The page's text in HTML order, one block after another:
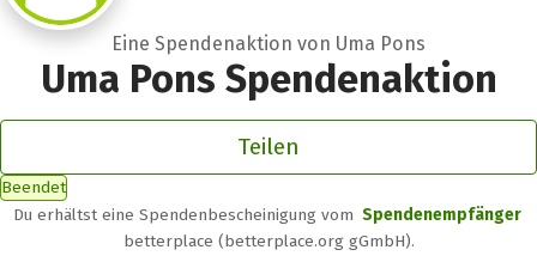
Eine Spendenaktion von Uma Pons
Uma Pons Spendenaktion
Teilen
Beendet
Du erhältst eine Spendenbescheinigung vom Spendenempfänger
betterplace (betterplace.org gGmbH).